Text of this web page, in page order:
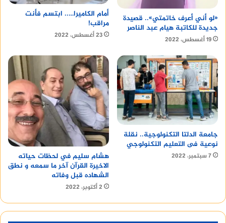
«لو أني أعرف خاتمتي».. قصيدة
جديدة للكاتبة هيام عبد الناصر
19 أغسطس، 2022
أمام الكاميرا….. ابتسم فأنت
مراقب!
23 أغسطس، 2022
جامعة الدلتا التكنولوجية.. نقلة
نوعية فى التعليم التكنولوجي
7 سبتمبر، 2022
هشام سليم في لحظات حياته
الاخيرة القرآن آخر ما سمعه و نطق
الشهاده قبل وفاته
2 أكتوبر، 2022